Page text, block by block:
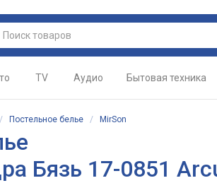
TV Аудио Бытовая техника
Постельное белье / MirSon
Бязь 17-0851